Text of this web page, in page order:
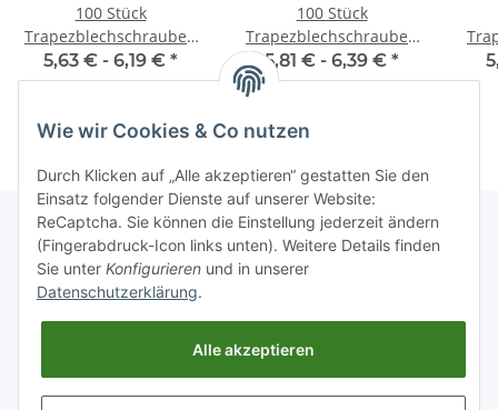
100 Stück
Trapezblechschrauben
4,8x20 mm Reinweiß RAL
9010
5,63 € - 6,19 € *
100 Stück
Trapezblechschrauben
4,8x35 mm
Anthrazitgrau RAL 7016
5,81 € - 6,39 € *
Informationen
Wie wir Cookies & Co nutzen
Durch Klicken auf „Alle akzeptieren“ gestatten Sie den
Einsatz folgender Dienste auf unserer Website:
ReCaptcha. Sie können die Einstellung jederzeit ändern
(Fingerabdruck-Icon links unten). Weitere Details finden
Sie unter Konfigurieren und in unserer
Datenschutzerklärung.
Alle akzeptieren